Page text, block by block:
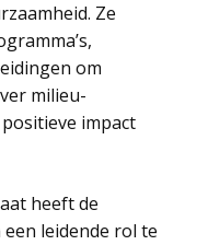
Ze
om
milieu-
impact
heeft de
leidende rol te